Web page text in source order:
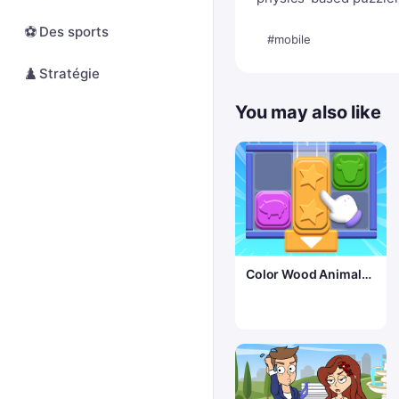
⚽ Des sports
♟️ Stratégie
#mobile
You may also like
Color Wood Animal